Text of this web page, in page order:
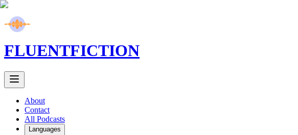
FLUENTFICTION
About
Contact
All Podcasts
Languages